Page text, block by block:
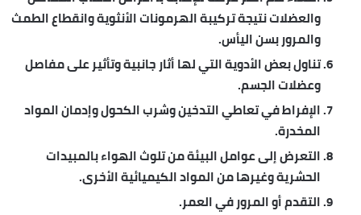
والعضلات نتيجة تركيبة الهرمونات الأنثوية وانقطاع الطمث
والمرور بسن اليأس.
تناول بعض الأدوية التي لها أثار جانبية وتأثير على مفاصل
وعضلات الجسم.
الإفراط في تعاطي التدخين وشرب الكحول وإدمان المواد
المخدرة.
التعرض إلى عوامل البيئة من تلوث الهواء بالمبيدات
الحشرية وغيرها من المواد الكيميائية الأخرى.
التقدم أو المرور في العمر.